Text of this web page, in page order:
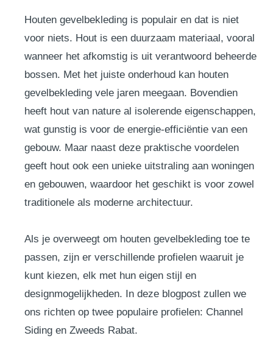
Houten gevelbekleding is populair en dat is niet
voor niets. Hout is een duurzaam materiaal, vooral
wanneer het afkomstig is uit verantwoord beheerde
bossen. Met het juiste onderhoud kan houten
gevelbekleding vele jaren meegaan. Bovendien
heeft hout van nature al isolerende eigenschappen,
wat gunstig is voor de energie-efficiëntie van een
gebouw. Maar naast deze praktische voordelen
geeft hout ook een unieke uitstraling aan woningen
en gebouwen, waardoor het geschikt is voor zowel
traditionele als moderne architectuur.
Als je overweegt om houten gevelbekleding toe te
passen, zijn er verschillende profielen waaruit je
kunt kiezen, elk met hun eigen stijl en
designmogelijkheden. In deze blogpost zullen we
ons richten op twee populaire profielen: Channel
Siding en Zweeds Rabat.